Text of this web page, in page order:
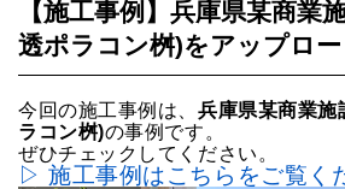
【施工事例】兵庫県某商業
透ポラコン桝)をアップロー
今回の施工事例は、兵庫県某商業施
ラコン桝)の事例です。
ぜひチェックしてください。
▷ 施工事例はこちらをご覧く